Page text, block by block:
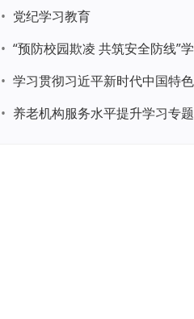
• 党纪学习教育
•
•
• 养老机构服务水平提升学习专题